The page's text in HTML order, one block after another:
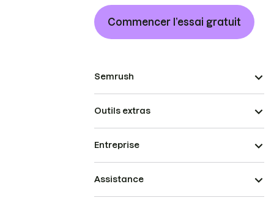
Commencer l’essai gratuit
Semrush
Outils extras
Entreprise
Assistance